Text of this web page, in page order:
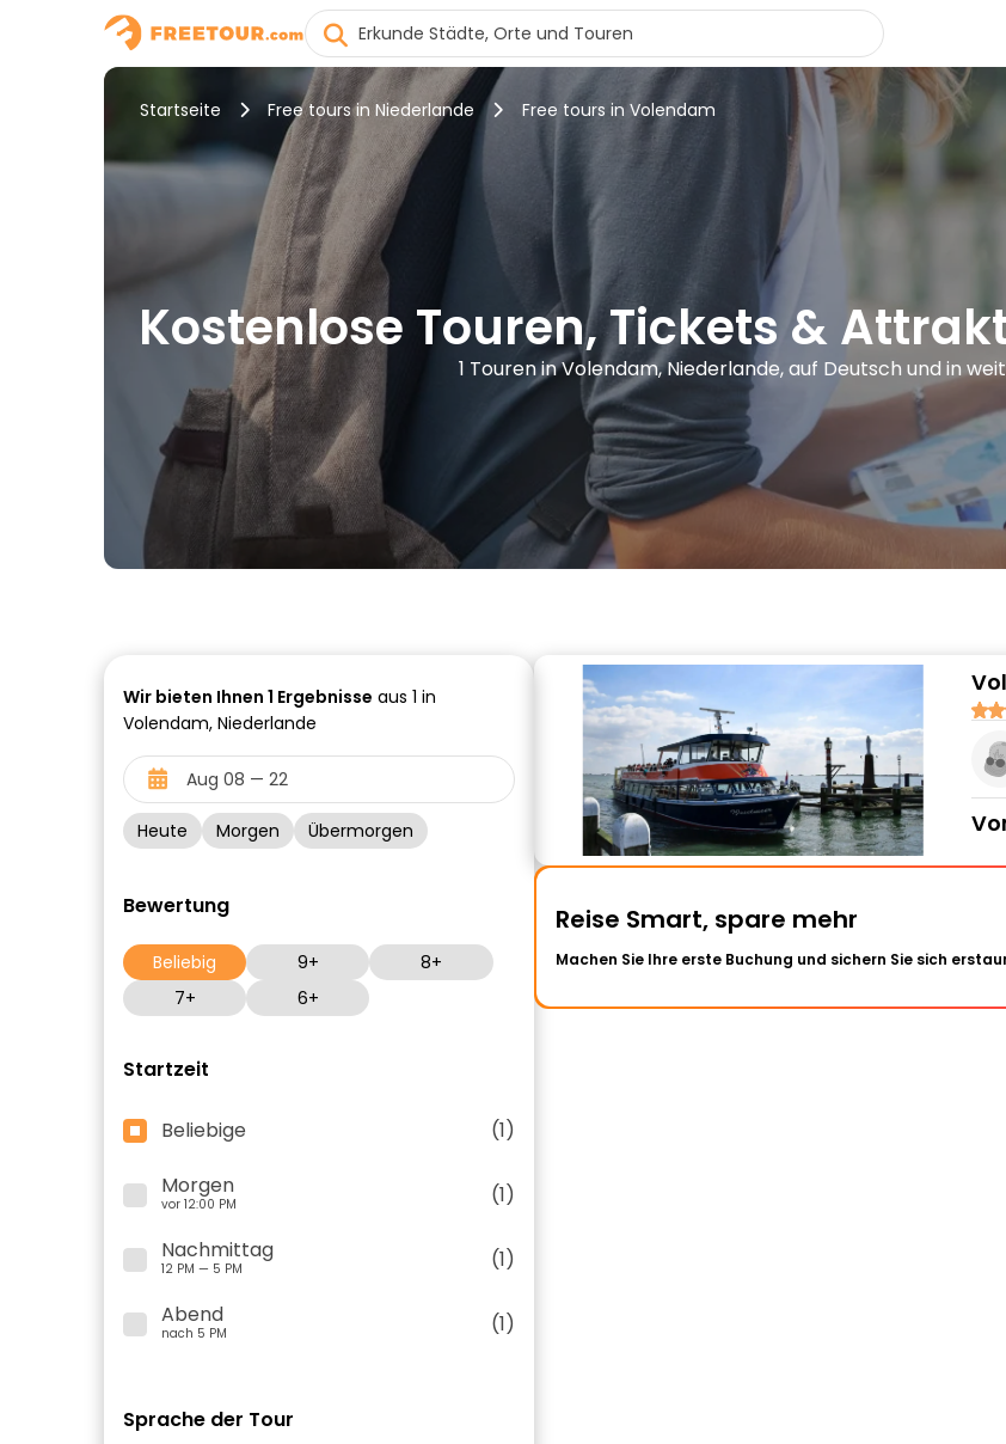
Startseite Free tours in Niederlande Free tours in Volendam
Kostenlose Touren, Tickets &
1 Touren in Volendam, Niederlande, auf Deutsch und in
Wir bieten Ihnen 1 Ergebnisse aus 1 in
Volendam, Niederlande
Heute Morgen Übermorgen
Bewertung
Beliebig 9+
8+
7+
6+
Startzeit
Beliebige
(1)
Morgen
vor 12:00 PM
(1)
Nachmittag
12 PM — 5 PM
(1)
Abend
nach 5 PM (1)
Sprache der Tour
Reise Smart, spare mehr
Machen Sie Ihre erste Buchung und sichern Sie sich